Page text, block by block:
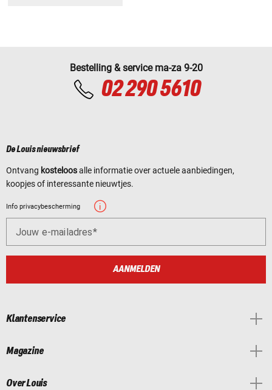
Bestelling & service ma-za 9-20
02 290 5610
De Louis nieuwsbrief
Ontvang kosteloosalle informatie over actuele aanbiedingen,
koopjes of interessante nieuwtjes.
Info privacybescherming
Jouw e-mailadres
AANMELDEN
Klantenservice
Magazine
Over Louis